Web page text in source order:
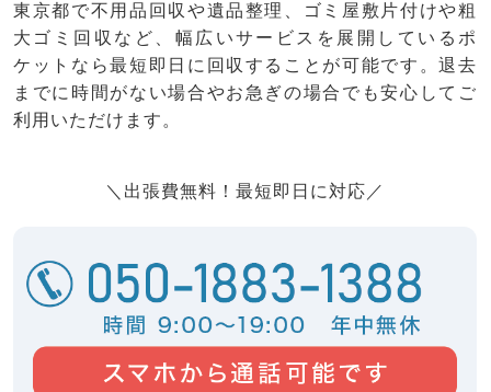
東京都で不用品回収や遺品整理、ゴミ屋敷片付けや粗
大ゴミ回収など、幅広いサービスを展開しているポ
ケットなら最短即日に回収することが可能です。退去
までに時間がない場合やお急ぎの場合でも安心してご
利用いただけます。
＼出張費無料！最短即日に対応／